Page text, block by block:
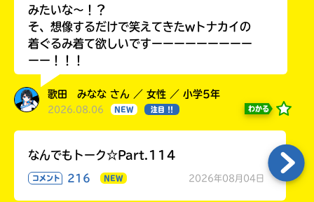
みたいな〜！？
そ、想像するだけで笑えてきたwトナカイの
着ぐるみ着て欲しいですーーーーーーーーー
ーー！！！
歌田 みなな さん ／ 女性 ／ 小学5年
2026.08.06 NEW 注目 !! わかる
なんでもトーク☆Part.114
コメント 216 NEW 2026年08月04日